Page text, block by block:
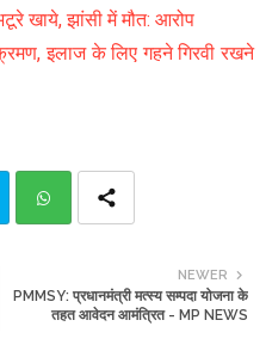
खाये, झांसी में मौत: आरोप
इलाज के लिए गहने गिरवी रखने
ats
NEWER
PMMSY: प्रधानमंत्री मत्स्य सम्पदा योजना के
तहत आवेदन आमंत्रित - MP NEWS